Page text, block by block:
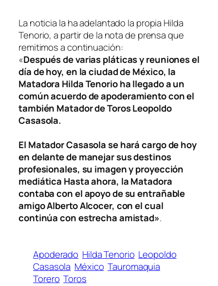
La noticia la ha adelantado la propia Hilda
Tenorio, a partir de la nota de prensa que
remitimos a continuación:
«Después de varias pláticas y reuniones el
día de hoy, en la ciudad de México, la
Matadora Hilda Tenorio ha llegado a un
común acuerdo de apoderamiento con el
también Matador de Toros Leopoldo
Casasola.
El Matador Casasola se hará cargo de hoy
en delante de manejar sus destinos
profesionales, su imagen y proyección
mediática Hasta ahora, la Matadora
contaba con el apoyo de su entrañable
amigo Alberto Alcocer, con el cual
continúa con estrecha amistad».
Apoderado Hilda Tenorio Leopoldo
Casasola México Tauromaquia
Torero Toros